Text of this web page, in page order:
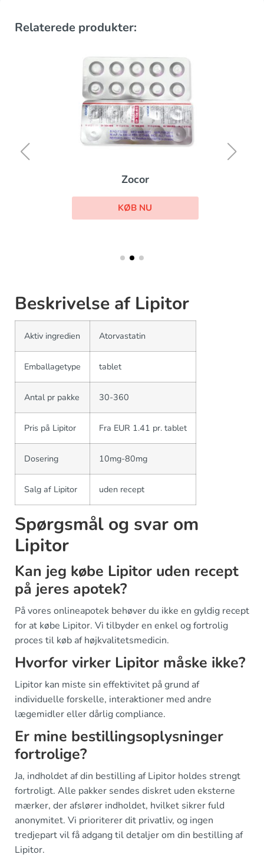
Relaterede produkter:
Zocor
KØB NU
Beskrivelse af Lipitor
Aktiv ingredien Atorvastatin
Emballagetype tablet
Antal pr pakke 30-360
Pris på Lipitor Fra EUR 1.41 pr. tablet
Dosering 10mg-80mg
Salg af Lipitor uden recept
Spørgsmål og svar om
Lipitor
Kan jeg købe Lipitor uden recept
på jeres apotek?
På vores onlineapotek behøver du ikke en gyldig recept
for at købe Lipitor. Vi tilbyder en enkel og fortrolig
proces til køb af højkvalitetsmedicin.
Hvorfor virker Lipitor måske ikke?
Lipitor kan miste sin effektivitet på grund af
individuelle forskelle, interaktioner med andre
lægemidler eller dårlig compliance.
Er mine bestillingsoplysninger
fortrolige?
Ja, indholdet af din bestilling af Lipitor holdes strengt
fortroligt. Alle pakker sendes diskret uden eksterne
mærker, der afslører indholdet, hvilket sikrer fuld
anonymitet. Vi prioriterer dit privatliv, og ingen
tredjepart vil få adgang til detaljer om din bestilling af
Lipitor.